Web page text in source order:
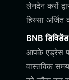
लेनदेन करों
हिस्सा
BNB
आपके एड्रेस
वास्तविक